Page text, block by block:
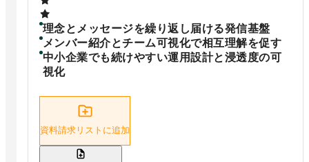
理念とメッセージを繰り返し届ける発信基盤
メンバー紹介とチーム可視化で相互理解を促す
中小企業でも続けやすい運用設計と浸透度の可
視化
資料請求リストに追加